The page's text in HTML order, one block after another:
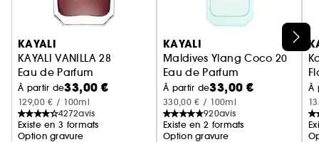
Ignorer le carrousel produits
KAYALI
KAYALI VANILLA 28
Eau de Parfum
À partir de33,00 €
129,00 € / 100ml
4272avis
Existe en 3 formats
Option gravure
KAYALI
Maldives Ylang Coco 20
Eau de Parfum
À partir de33,00 €
330,00 € / 100ml
920avis
Existe en 2 formats
Option gravure
À